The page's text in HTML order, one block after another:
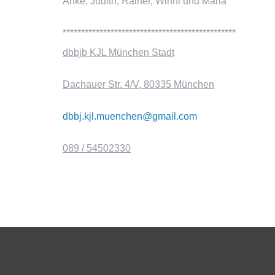
***********************************************
dbbjb KJL München Stadt
Dachauer Str. 4/V, 80335 München
dbbj.kjl.muenchen@gmail.com
089 / 54502330